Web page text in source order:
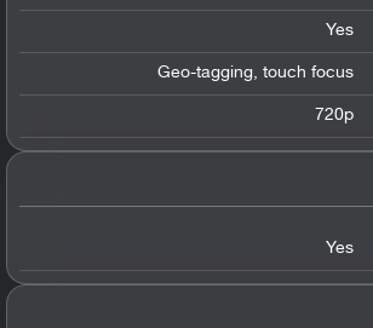
Yes
Geo-tagging, touch focus
720p
Yes